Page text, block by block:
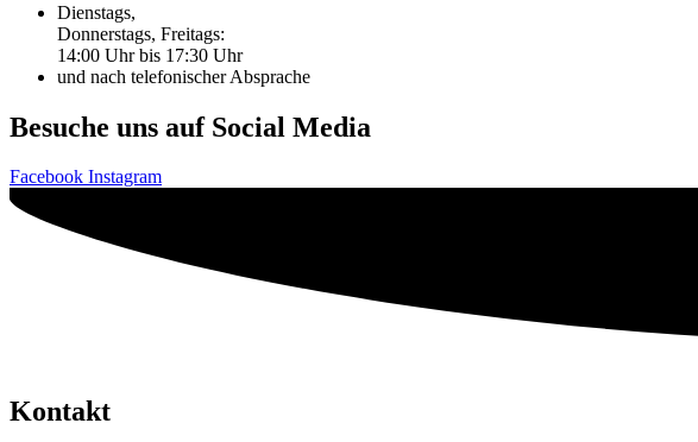
Dienstags,
Donnerstags, Freitags:
14:00 Uhr bis 17:30 Uhr
und nach telefonischer Absprache
Besuche uns auf Social Media
Facebook Instagram
Kontakt